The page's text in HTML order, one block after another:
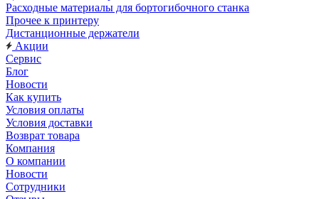
Расходные материалы для бортогибочного станка
Прочее к принтеру
Дистанционные держатели
Акции
Сервис
Блог
Новости
Как купить
Условия оплаты
Условия доставки
Возврат товара
Компания
О компании
Новости
Сотрудники